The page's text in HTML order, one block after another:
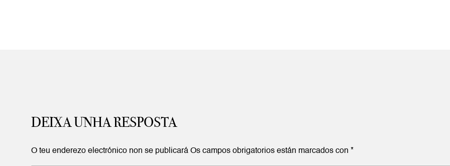
DEIXA UNHA RESPOSTA
O teu enderezo electrónico non se publicará Os campos obrigatorios están marcados con *